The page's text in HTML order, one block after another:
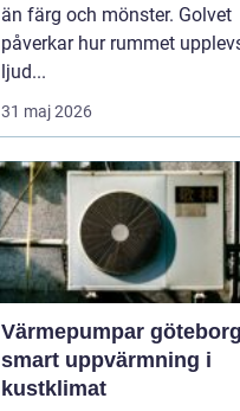
än färg och mönster. Golvet
påverkar hur rummet
ljud...
31 maj 2026
Värmepumpar
smart uppvärmning i
kustklimat